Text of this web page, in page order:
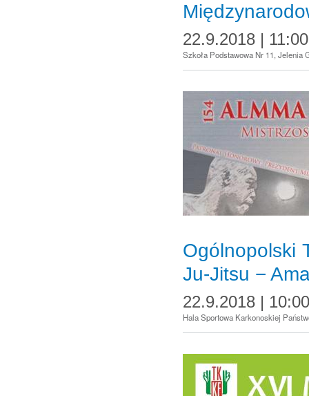
22.9.2018 | 11:00
Szkoła Podstawowa Nr 11, Jelenia
Ogólnopolski
Ju-Jitsu −
22.9.2018 | 10:00
Hala Sportowa Karkonoskiej